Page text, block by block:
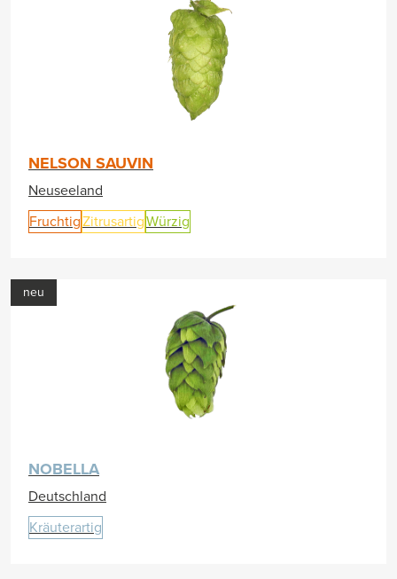
NELSON SAUVIN
Neuseeland
FruchtigZitrusartigWürzig
neu
NOBELLA
Deutschland
Kräuterartig